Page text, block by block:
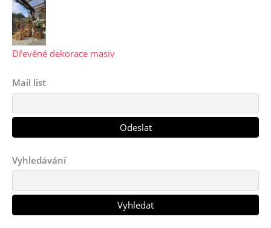
Dřevěné dekorace masiv
Mail list
Vyhledávání